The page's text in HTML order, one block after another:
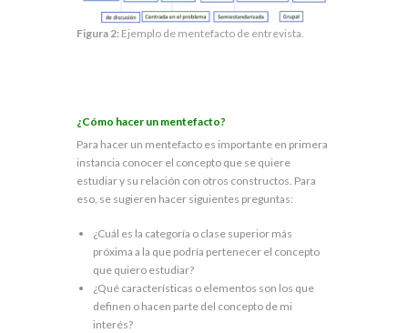
Figura 2: Ejemplo de mentefacto de entrevista.
¿Cómo hacer un mentefacto?
Para hacer un mentefacto es importante en primera
instancia conocer el concepto que se quiere
estudiar y su relación con otros constructos. Para
eso, se sugieren hacer siguientes preguntas:
¿Cuál es la categoría o clase superior más
próxima a la que podría pertenecer el concepto
que quiero estudiar?
¿Qué características o elementos son los que
definen o hacen parte del concepto de mi
interés?